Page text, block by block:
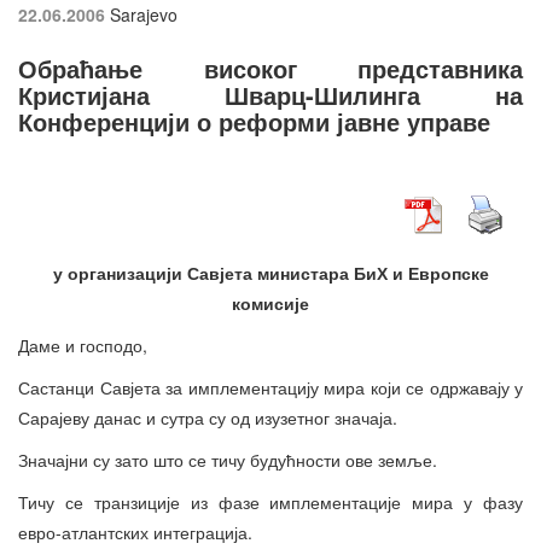
22.06.2006 Sarajevo
Обраћање високог представника
Кристијана Шварц-Шилинга на
Конференцији о реформи јавне управе
у организацији Савјета министара БиХ и Европске
комисије
Даме и господо,
Састанци Савјета за имплементацију мира који се одржавају у
Сарајеву данас и сутра су од изузетног значаја.
Значајни су зато што се тичу будућности ове земље.
Тичу се транзиције из фазе имплементације мира у фазу
евро-атлантских интеграција.